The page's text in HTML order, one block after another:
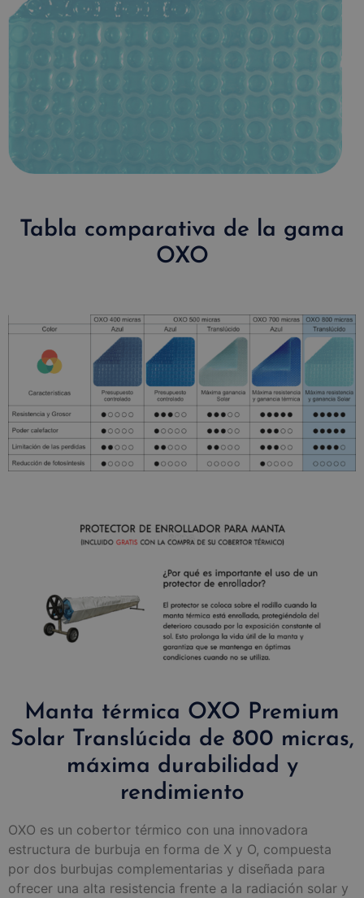
Tabla comparativa de la gama
OXO
Manta térmica OXO Premium
Solar Translúcida de 800 micras,
máxima durabilidad y
rendimiento
OXO es un cobertor térmico con una innovadora
estructura de burbuja en forma de X y O, compuesta
por dos burbujas complementarias y diseñada para
ofrecer una alta resistencia frente a la radiación solar y